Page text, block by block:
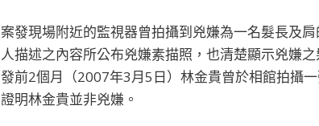
案發現場附近的監視器曾拍攝到兇嫌為一名髮長及
人描述之內容所公布兇嫌素描照，也清楚顯示兇嫌
發前2個月（2007年3月5日）林金貴曾於相館拍攝
證明林金貴並非兇嫌。